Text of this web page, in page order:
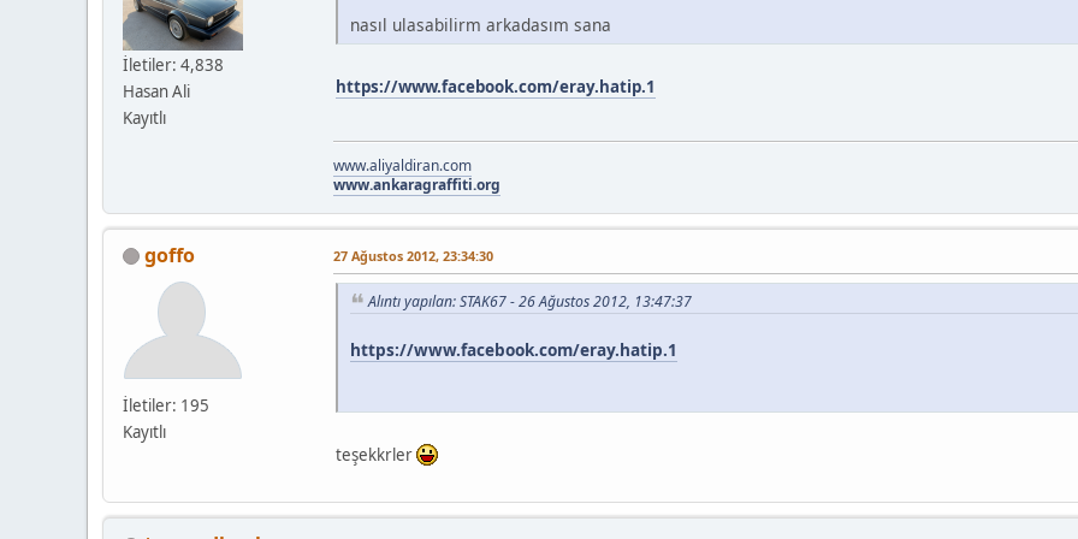
İletiler: 4,838
Hasan Ali
Kayıtlı
nasıl ulasabilirm arkadasım sana
https://www.facebook.com/eray.hatip.1
www.aliyaldiran.com
www.ankaragraffiti.org
goffo
İletiler: 195
Kayıtlı
27 Ağustos 2012, 23:34:30
Alıntı yapılan: STAK67 - 26 Ağustos 2012, 13:47:37
https://www.facebook.com/eray.hatip.1
teşekkrler